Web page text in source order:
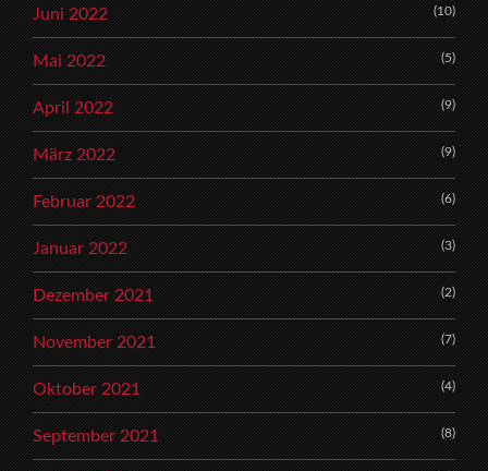
Juni 2022 (10)
Mai 2022 (5)
April 2022 (9)
März 2022 (9)
Februar 2022 (6)
Januar 2022 (3)
Dezember 2021 (2)
November 2021 (7)
Oktober 2021 (4)
September 2021 (8)